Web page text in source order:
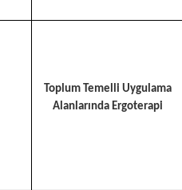
Toplum Temelli Uygulama
Alanlarında Ergoterapi